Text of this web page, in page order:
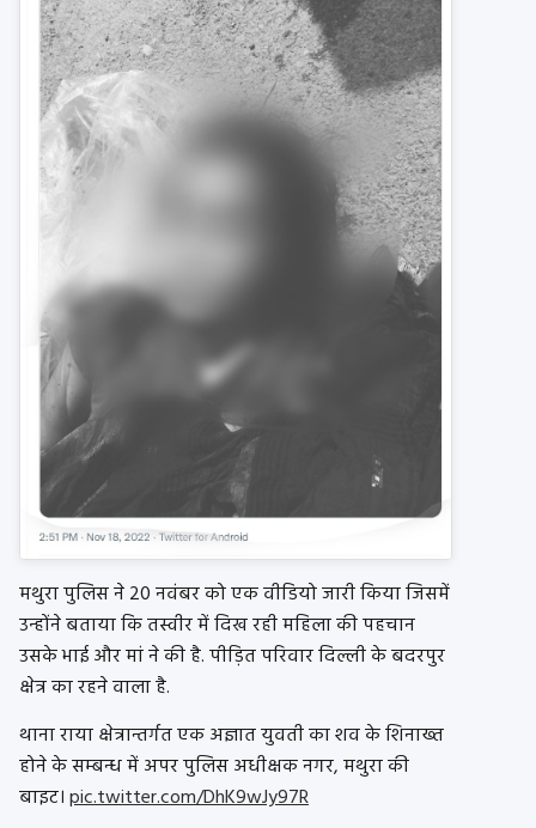
मथुरा पुलिस ने 20 नवंबर को एक वीडियो जारी किया जिसमें
उन्होंने बताया कि तस्वीर में दिख रही महिला की पहचान
उसके भाई और मां ने की है. पीड़ित परिवार दिल्ली के बदरपुर
क्षेत्र का रहने वाला है.
थाना राया क्षेत्रान्तर्गत एक अज्ञात युवती का शव के शिनाख्त
होने के सम्बन्ध में अपर पुलिस अधीक्षक नगर, मथुरा की
बाइट।pic.twitter.com/DhK9wJy97R